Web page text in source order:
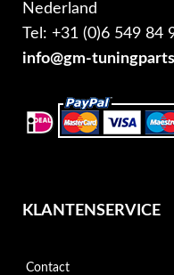
Nederland
Tel: +31 (0)6 549 84
info@gm-
KLANTENSERVICE
Contact